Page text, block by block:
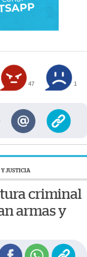
47 1
Y JUSTICIA
criminal
armas y